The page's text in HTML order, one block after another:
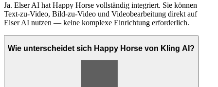
Ja. Elser AI hat Happy Horse vollständig integriert. Sie können
Text-zu-Video, Bild-zu-Video und Videobearbeitung direkt auf
Elser AI nutzen — keine komplexe Einrichtung erforderlich.
Wie unterscheidet sich Happy Horse von Kling AI?